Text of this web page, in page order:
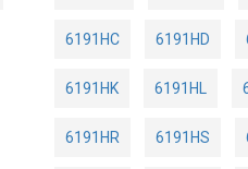
6191HC 6191HD
6191HK 6191HL
6191HR 6191HS